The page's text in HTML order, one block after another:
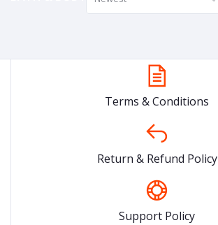
Terms & Conditions
Return & Refund Policy
Support Policy